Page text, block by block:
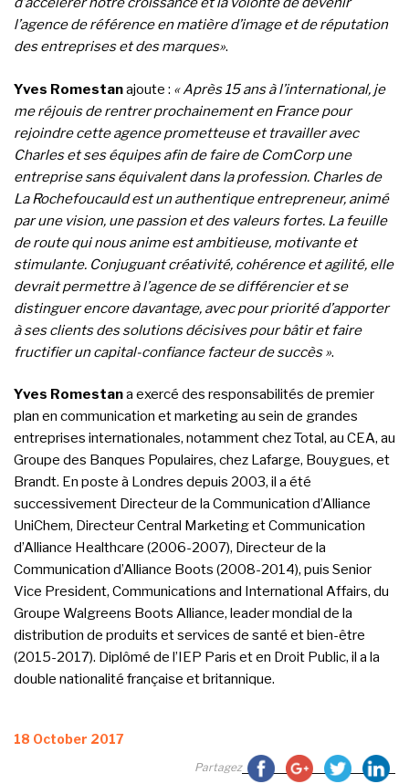
l’agence de référence en matière d’image et de réputation
des entreprises et des marques».
Yves Romestanajoute : « Après 15 ans à l’international, je
me réjouis de rentrer prochainement en France pour
rejoindre cette agence prometteuse et travailler avec
Charles et ses équipes afin de faire de ComCorp une
entreprise sans équivalent dans la profession. Charles de
La Rochefoucauld est un authentique entrepreneur, animé
par une vision, une passion et des valeurs fortes. La feuille
de route qui nous anime est ambitieuse, motivante et
stimulante. Conjuguant créativité, cohérence et agilité, elle
devrait permettre à l’agence de se différencier et se
distinguer encore davantage, avec pour priorité d’apporter
à ses clients des solutions décisives pour bâtir et faire
fructifier un capital-confiance facteur de succès ».
Yves Romestana exercé des responsabilités de premier
plan en communication et marketing au sein de grandes
entreprises internationales, notamment chez Total, au CEA, au
Groupe des Banques Populaires, chez Lafarge, Bouygues, et
Brandt. En poste à Londres depuis 2003, il a été
successivement Directeur de la Communication d’Alliance
UniChem, Directeur Central Marketing et Communication
d’Alliance Healthcare (2006-2007), Directeur de la
Communication d’Alliance Boots (2008-2014), puis Senior
Vice President, Communications and International Affairs, du
Groupe Walgreens Boots Alliance, leader mondial de la
distribution de produits et services de santé et bien-être
(2015-2017). Diplômé de l’IEP Paris et en Droit Public, il a la
double nationalité française et britannique.
Posted
18 October 2017
Partagez